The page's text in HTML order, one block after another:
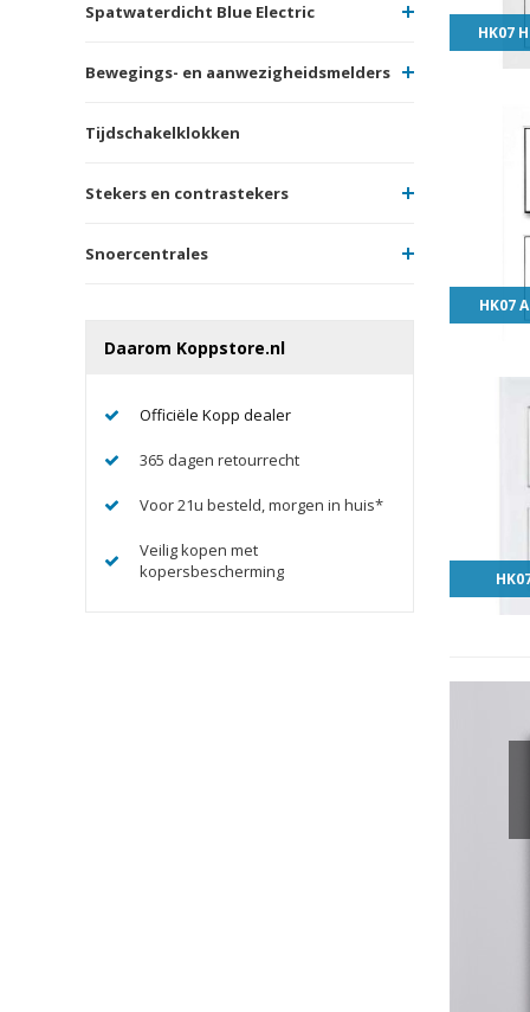
Spatwaterdicht Blue Electric
Bewegings- en aanwezigheidsmelders
Tijdschakelklokken
Stekers en contrastekers
Snoercentrales
Daarom Koppstore.nl
Officiële Kopp dealer
365 dagen retourrecht
Voor 21u besteld, morgen in huis*
Veilig kopen met
kopersbescherming
HK07
HK07